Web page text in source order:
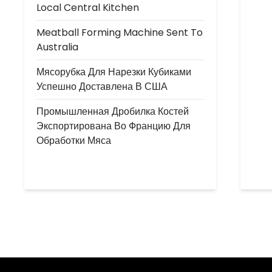
Local Central Kitchen
Meatball Forming Machine Sent To
Australia
Мясорубка Для Нарезки Кубиками
Успешно Доставлена В США
Промышленная Дробилка Костей
Экспортирована Во Францию Для
Обработки Мяса